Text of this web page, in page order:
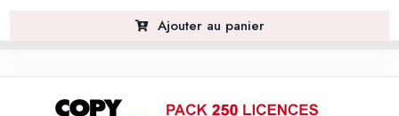
Ajouter au panier